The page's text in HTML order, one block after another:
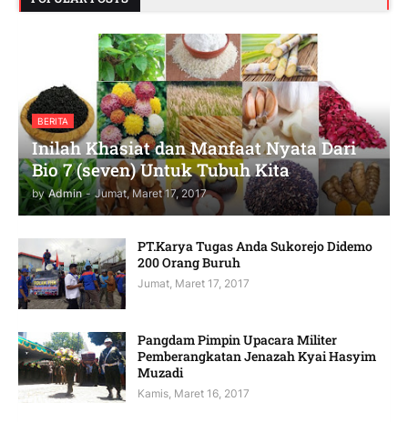
BERITA
Inilah Khasiat dan Manfaat Nyata Dari
Bio 7 (seven) Untuk Tubuh Kita
by Admin - Jumat, Maret 17, 2017
PT.Karya Tugas Anda Sukorejo Didemo
200 Orang Buruh
Jumat, Maret 17, 2017
Pangdam Pimpin Upacara Militer
Pemberangkatan Jenazah Kyai Hasyim
Muzadi
Kamis, Maret 16, 2017